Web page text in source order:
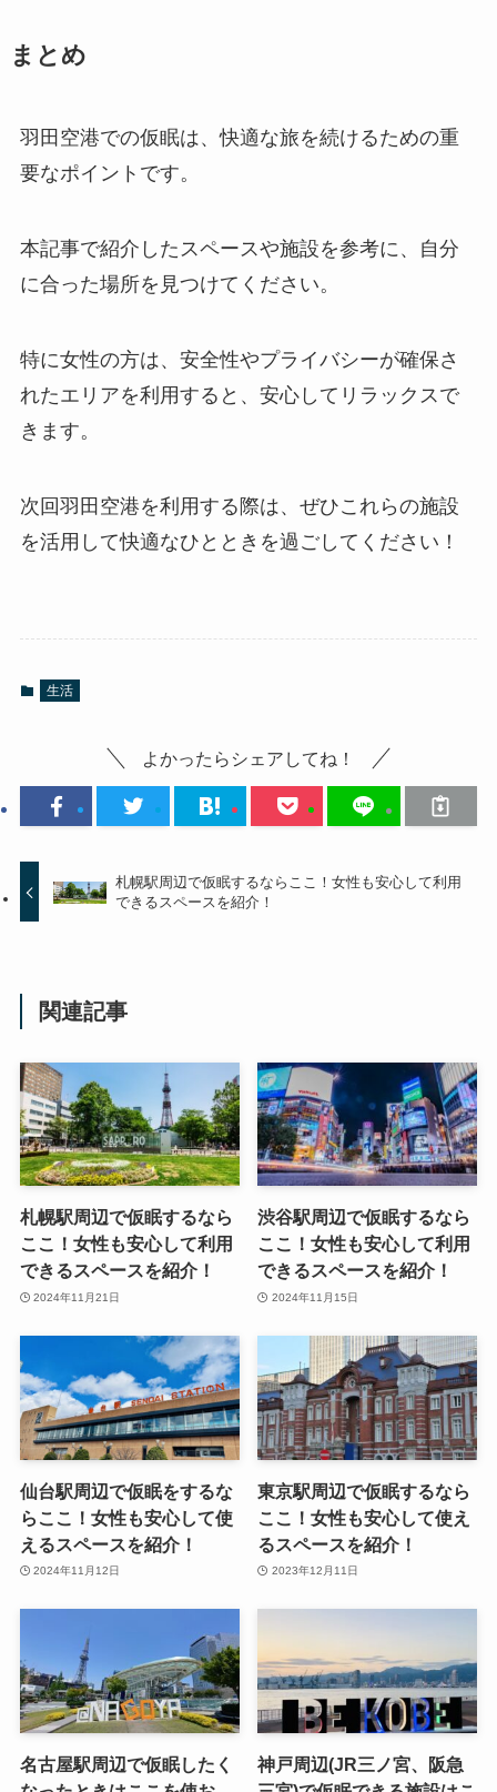
まとめ
羽田空港での仮眠は、快適な旅を続けるための重
要なポイントです。
本記事で紹介したスペースや施設を参考に、自分
に合った場所を見つけてください。
特に女性の方は、安全性やプライバシーが確保さ
れたエリアを利用すると、安心してリラックスで
きます。
次回羽田空港を利用する際は、ぜひこれらの施設
を活用して快適なひとときを過ごしてください！
生活
よかったらシェアしてね！
札幌駅周辺で仮眠するならここ！女性も安心して利用
できるスペースを紹介！
関連記事
札幌駅周辺で仮眠するなら
ここ！女性も安心して利用
できるスペースを紹介！
2024年11月21日
渋谷駅周辺で仮眠するなら
ここ！女性も安心して利用
できるスペースを紹介！
2024年11月15日
仙台駅周辺で仮眠をするな
らここ！女性も安心して使
えるスペースを紹介！
2024年11月12日
東京駅周辺で仮眠するなら
ここ！女性も安心して使え
るスペースを紹介！
2023年12月11日
名古屋駅周辺で仮眠したく
神戸周辺(JR三ノ宮、阪急